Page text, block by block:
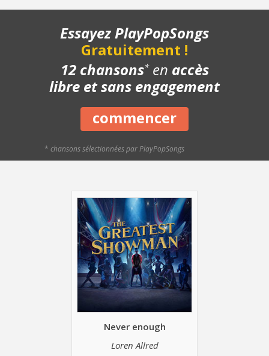
- Refrain - Lentement
- Structure de la chanson
- Chanson complète
- Playback piano
- Bonus
Essayez PlayPopSongs
Gratuitement !
12 chansons*en accès
libre et sans engagement
commencer
* chansons sélectionnées par PlayPopSongs
Never enough
Loren Allred